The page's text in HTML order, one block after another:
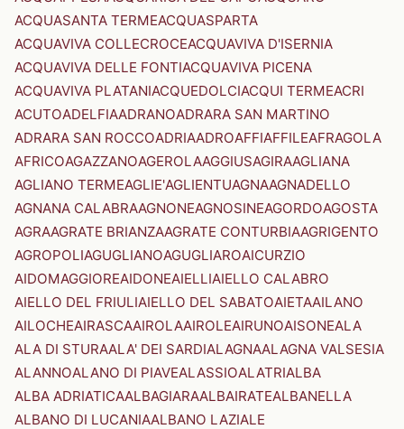
ACQUASANTA TERMEACQUASPARTA
ACQUAVIVA COLLECROCEACQUAVIVA D'ISERNIA
ACQUAVIVA DELLE FONTIACQUAVIVA PICENA
ACQUAVIVA PLATANIACQUEDOLCIACQUI TERMEACRI
ACUTOADELFIAADRANOADRARA SAN MARTINO
ADRARA SAN ROCCOADRIAADROAFFIAFFILEAFRAGOLA
AFRICOAGAZZANOAGEROLAAGGIUSAGIRAAGLIANA
AGLIANO TERMEAGLIE'AGLIENTUAGNAAGNADELLO
AGNANA CALABRAAGNONEAGNOSINEAGORDOAGOSTA
AGRAAGRATE BRIANZAAGRATE CONTURBIAAGRIGENTO
AGROPOLIAGUGLIANOAGUGLIAROAICURZIO
AIDOMAGGIOREAIDONEAIELLIAIELLO CALABRO
AIELLO DEL FRIULIAIELLO DEL SABATOAIETAAILANO
AILOCHEAIRASCAAIROLAAIROLEAIRUNOAISONEALA
ALA DI STURAALA' DEI SARDIALAGNAALAGNA VALSESIA
ALANNOALANO DI PIAVEALASSIOALATRIALBA
ALBA ADRIATICAALBAGIARAALBAIRATEALBANELLA
ALBANO DI LUCANIAALBANO LAZIALE